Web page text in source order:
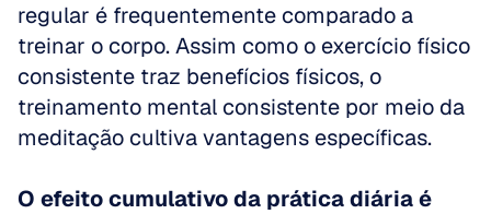
regular é frequentemente comparado a
treinar o corpo. Assim como o exercício físico
consistente traz benefícios físicos, o
treinamento mental consistente por meio da
meditação cultiva vantagens específicas.
O efeito cumulativo da prática diária é